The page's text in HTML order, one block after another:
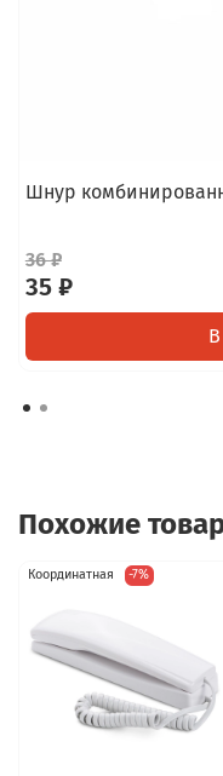
Шнур
36 ₽
35 ₽
Похожие
Координатная -7%